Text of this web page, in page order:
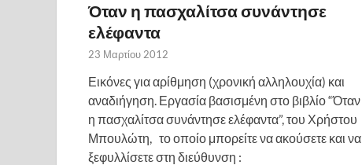
Όταν η πασχαλίτσα συνάντησε
ελέφαντα
23 Μαρτίου 2012
Εικόνες για αρίθμηση (χρονική αλληλουχία) και
αναδιήγηση. Εργασία βασισμένη στο βιβλίο “Όταν
η πασχαλίτσα συνάντησε ελέφαντα”, του Χρήστου
Μπουλώτη, το οποίο μπορείτε να ακούσετε και να
ξεφυλλίσετε στη διεύθυνση :